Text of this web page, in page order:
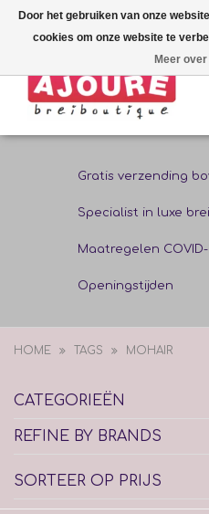
Gratis verzending
Specialist in luxe
Maatregelen COVID-
Openingstijden
HOME TAGS MOHAIR
CATEGORIEËN
REFINE BY BRANDS
SORTEER OP PRIJS
Door het gebruiken van onze
cookies om onze website te
Meer